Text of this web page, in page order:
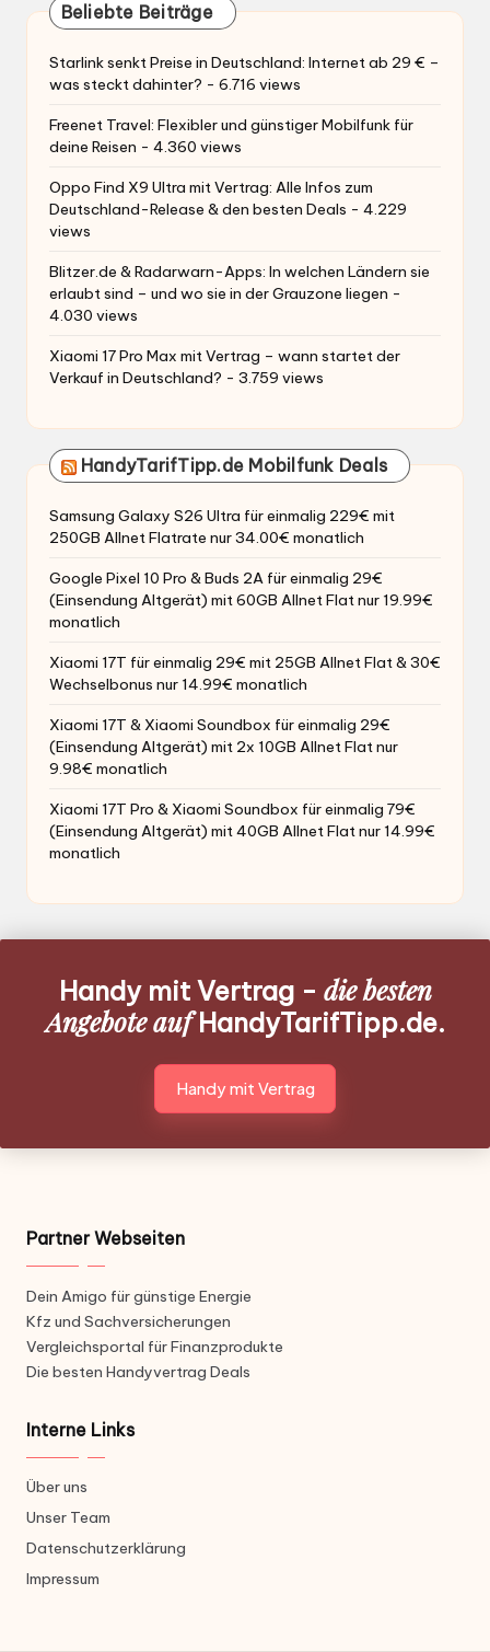
Beliebte Beiträge
Starlink senkt Preise in Deutschland: Internet ab 29 € –
was steckt dahinter? - 6.716 views
Freenet Travel: Flexibler und günstiger Mobilfunk für
deine Reisen - 4.360 views
Oppo Find X9 Ultra mit Vertrag: Alle Infos zum
Deutschland-Release & den besten Deals - 4.229
views
Blitzer.de & Radarwarn-Apps: In welchen Ländern sie
erlaubt sind – und wo sie in der Grauzone liegen -
4.030 views
Xiaomi 17 Pro Max mit Vertrag – wann startet der
Verkauf in Deutschland? - 3.759 views
HandyTarifTipp.de Mobilfunk Deals
Samsung Galaxy S26 Ultra für einmalig 229€ mit
250GB Allnet Flatrate nur 34.00€ monatlich
Google Pixel 10 Pro & Buds 2A für einmalig 29€
(Einsendung Altgerät) mit 60GB Allnet Flat nur 19.99€
monatlich
Xiaomi 17T für einmalig 29€ mit 25GB Allnet Flat & 30€
Wechselbonus nur 14.99€ monatlich
Xiaomi 17T & Xiaomi Soundbox für einmalig 29€
(Einsendung Altgerät) mit 2x 10GB Allnet Flat nur
9.98€ monatlich
Xiaomi 17T Pro & Xiaomi Soundbox für einmalig 79€
(Einsendung Altgerät) mit 40GB Allnet Flat nur 14.99€
monatlich
Handy mit Vertrag - die besten
Angebote aufHandyTarifTipp.de.
Handy mit Vertrag
Partner Webseiten
Dein Amigo für günstige Energie
Kfz und Sachversicherungen
Vergleichsportal für Finanzprodukte
Die besten Handyvertrag Deals
Interne Links
Über uns
Unser Team
Datenschutzerklärung
Impressum